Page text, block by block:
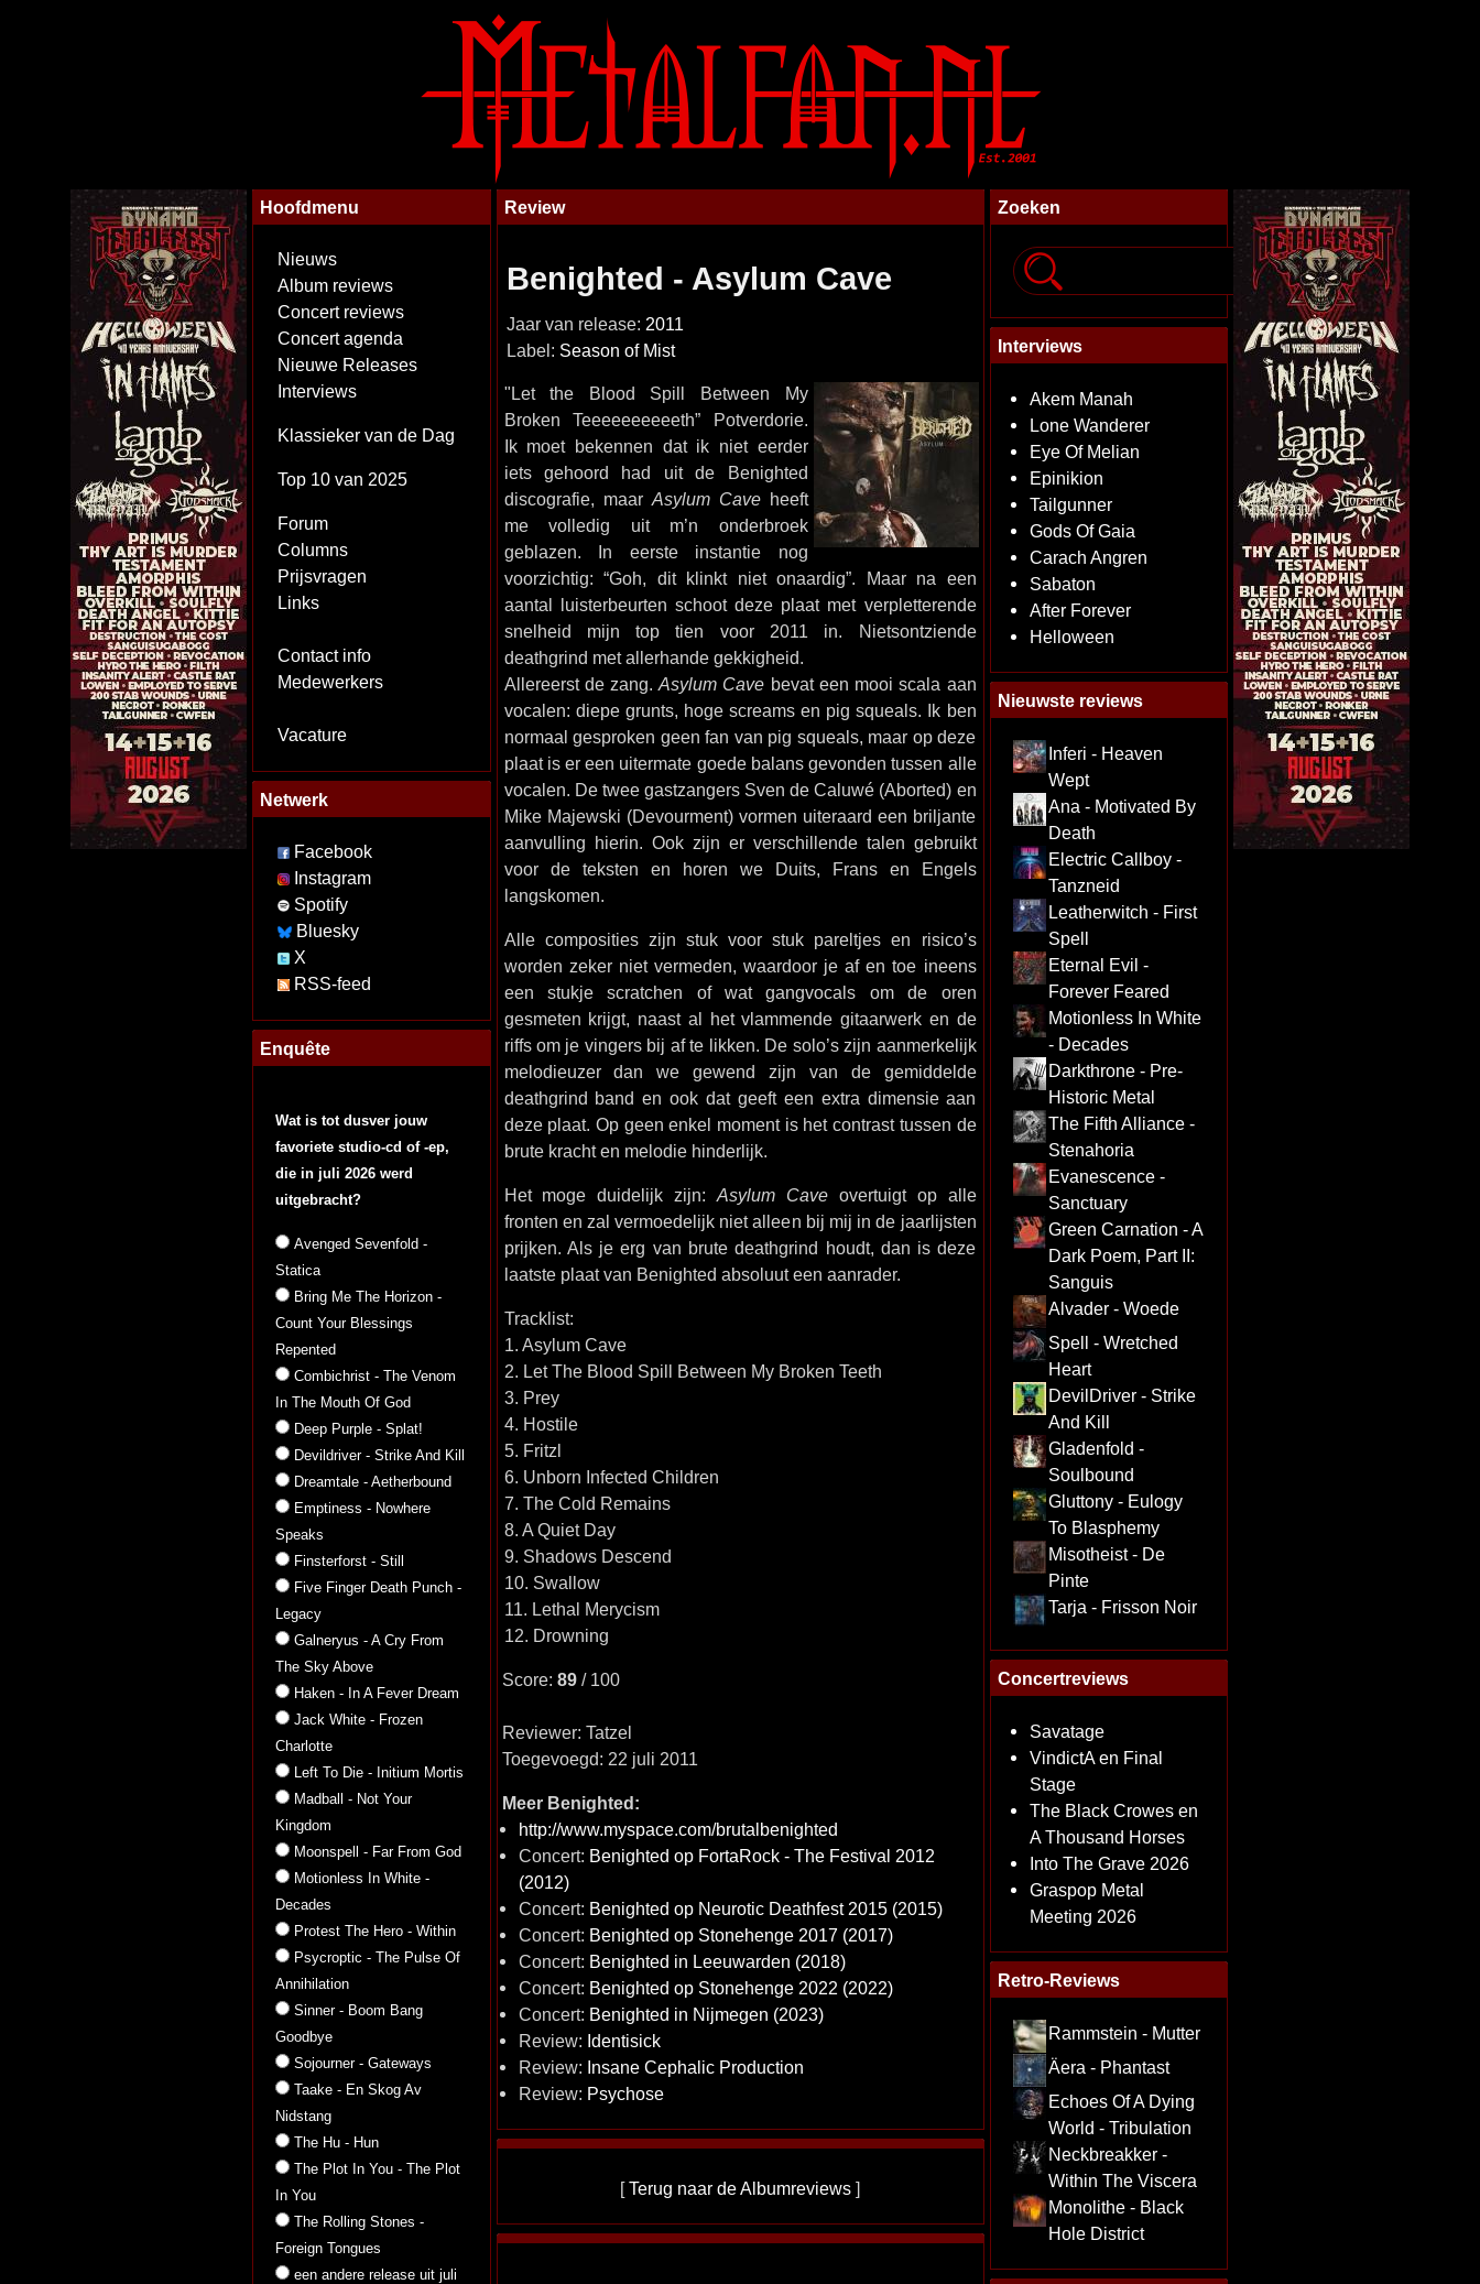
Hoofdmenu
Nieuws
Album reviews
Concert reviews
Concert agenda
Nieuwe Releases
Interviews
Klassieker van de Dag
Top 10 van 2025
Forum
Columns
Prijsvragen
Links
Contact info
Medewerkers
Vacature
Netwerk
Facebook
Instagram
Spotify
Bluesky
X
RSS-feed
Enquête
Wat is tot dusver jouw
favoriete studio-cd of -ep,
die in juli 2026 werd
uitgebracht?
Avenged Sevenfold -
Statica
Bring Me The Horizon -
Count Your Blessings
Repented
Combichrist - The Venom
In The Mouth Of God
Deep Purple - Splat!
Devildriver - Strike And Kill
Dreamtale - Aetherbound
Emptiness - Nowhere
Speaks
Finsterforst - Still
Five Finger Death Punch -
Legacy
Galneryus - A Cry From
The Sky Above
Haken - In A Fever Dream
Jack White - Frozen
Charlotte
Left To Die - Initium Mortis
Madball - Not Your
Kingdom
Moonspell - Far From God
Motionless In White -
Decades
Protest The Hero - Within
Psycroptic - The Pulse Of
Annihilation
Sinner - Boom Bang
Goodbye
Sojourner - Gateways
Taake - En Skog Av
Nidstang
The Hu - Hun
The Plot In You - The Plot
In You
The Rolling Stones -
Foreign Tongues
een andere release uit juli
Review
Benighted - Asylum Cave
Jaar van release: 2011
Label: Season of Mist
"Let the Blood Spill Between My
Broken Teeeeeeeeeeth” Potverdorie.
Ik moet bekennen dat ik niet eerder
iets gehoord had uit de Benighted
discografie, maar Asylum Caveheeft
me volledig uit m’n onderbroek
geblazen. In eerste instantie nog
voorzichtig: “Goh, dit klinkt niet onaardig”. Maar na een
aantal luisterbeurten schoot deze plaat met verpletterende
snelheid mijn top tien voor 2011 in. Nietsontziende
deathgrind met allerhande gekkigheid.
Allereerst de zang.Asylum Cave bevat een mooi scala aan
vocalen: diepe grunts, hoge screams en pig squeals. Ik ben
normaal gesproken geen fan van pig squeals, maar op deze
plaat is er een uitermate goede balans gevonden tussen alle
vocalen. De twee gastzangers Sven de Caluwé (Aborted) en
Mike Majewski (Devourment) vormen uiteraard een briljante
aanvulling hierin. Ook zijn er verschillende talen gebruikt
voor de teksten en horen we Duits, Frans en Engels
langskomen.
Alle composities zijn stuk voor stuk pareltjes en risico’s
worden zeker niet vermeden, waardoor je af en toe ineens
een stukje scratchen of wat gangvocals om de oren
gesmeten krijgt, naast al het vlammende gitaarwerk en de
riffs om je vingers bij af te likken. De solo’s zijn aanmerkelijk
melodieuzer dan we gewend zijn van de gemiddelde
deathgrind band en ook dat geeft een extra dimensie aan
deze plaat. Op geen enkel moment is het contrast tussen de
brute kracht en melodie hinderlijk.
Het moge duidelijk zijn: Asylum Caveovertuigt op alle
fronten en zal vermoedelijk niet alleen bij mij in de jaarlijsten
prijken. Als je erg van brute deathgrind houdt, dan is deze
laatste plaat van Benighted absoluut een aanrader.
Tracklist:
1. Asylum Cave
2. Let The Blood Spill Between My Broken Teeth
3. Prey
4. Hostile
5. Fritzl
6. Unborn Infected Children
7. The Cold Remains
8. A Quiet Day
9. Shadows Descend
10. Swallow
11. Lethal Merycism
12. Drowning
Score: 89/ 100
Reviewer: Tatzel
Toegevoegd: 22 juli 2011
Meer Benighted:
http://www.myspace.com/brutalbenighted
Concert: Benighted op FortaRock - The Festival 2012
(2012)
Concert: Benighted op Neurotic Deathfest 2015 (2015)
Concert: Benighted op Stonehenge 2017 (2017)
Concert: Benighted in Leeuwarden (2018)
Concert: Benighted op Stonehenge 2022 (2022)
Concert: Benighted in Nijmegen (2023)
Review: Identisick
Review: Insane Cephalic Production
Review: Psychose
[Terug naar de Albumreviews ]
Zoeken
Interviews
Akem Manah
Lone Wanderer
Eye Of Melian
Epinikion
Tailgunner
Gods Of Gaia
Carach Angren
Sabaton
After Forever
Helloween
Nieuwste reviews
Inferi - Heaven
Wept
Ana - Motivated By
Death
Electric Callboy -
Tanzneid
Leatherwitch - First
Spell
Eternal Evil -
Forever Feared
Motionless In White
- Decades
Darkthrone - Pre-
Historic Metal
The Fifth Alliance -
Stenahoria
Evanescence -
Sanctuary
Green Carnation - A
Dark Poem, Part II:
Sanguis
Alvader - Woede
Spell - Wretched
Heart
DevilDriver - Strike
And Kill
Gladenfold -
Soulbound
Gluttony - Eulogy
To Blasphemy
Misotheist - De
Pinte
Tarja - Frisson Noir
Concertreviews
Savatage
VindictA en Final
Stage
The Black Crowes en
A Thousand Horses
Into The Grave 2026
Graspop Metal
Meeting 2026
Retro-Reviews
Rammstein - Mutter
Äera - Phantast
Echoes Of A Dying
World - Tribulation
Neckbreakker -
Within The Viscera
Monolithe - Black
Hole District